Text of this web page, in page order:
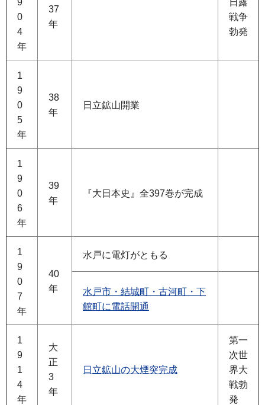
9
0
4
年
37
年
日露
戦争
勃発
1
9
0
5
年
38
年
日立鉱山開業
1
9
0
6
年
39
年
『大日本史』全397巻が完成
1
9
0
7
年
40
年
水戸に電灯がともる
水戸市・結城町・古河町・下
館町に電話開通
1
9
1
4
年
大
正
3
年
日立鉱山の大煙突完成
第一
次世
界大
戦勃
発